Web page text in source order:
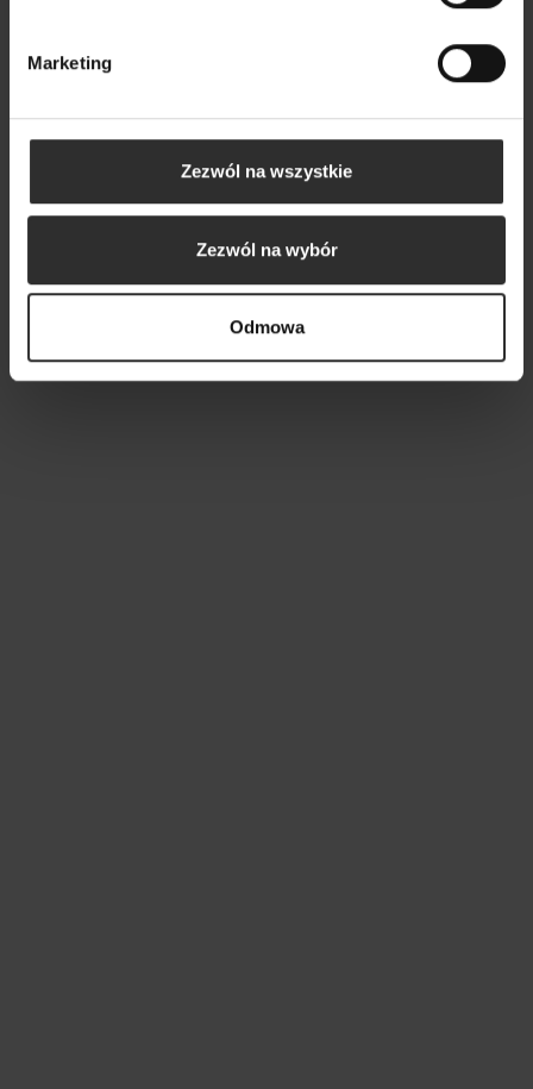
Marketing
Zezwól na wszystkie
Zezwól na wybór
Odmowa
Białe Spodnie Dresowe
bawełniane z szerokimi
nogawkami New York White
Cekinowa
Shine